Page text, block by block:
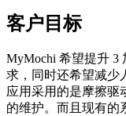
客户目标
MyMochi 希望提升 3
求，同时还希望减少
应用采用的是摩擦驱
的维护。而且现有的